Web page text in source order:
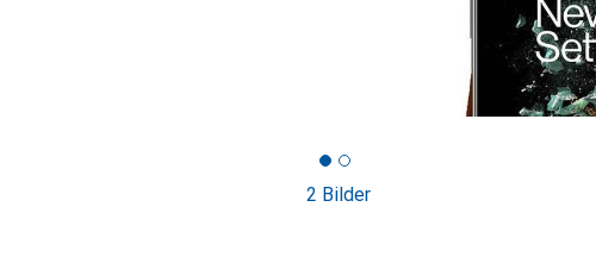
2 Bilder